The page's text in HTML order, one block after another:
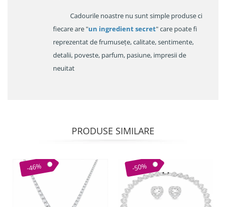
Cadourile noastre nu sunt simple produse ci
fiecare are "un ingredient secret" care poate fi
reprezentat de frumusețe, calitate, sentimente,
detalii, poveste, parfum, pasiune, impresii de
neuitat
PRODUSE SIMILARE
-46% -50%